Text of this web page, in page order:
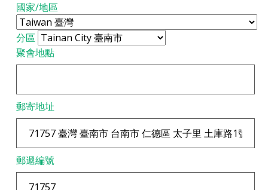
國家/地區
分區
聚會地點
郵寄地址
郵遞編號